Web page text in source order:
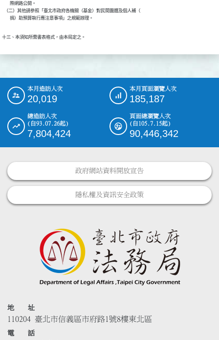
        際網路公開。
  （二）其他請參照「臺北市政府各機關（基金）對民間團體及個人補（
        捐）助預算執行應注意事項」之規範辦理。
十三、本須知所需書表格式，由本局定之。
::: 本月造訪人次
20,019
本月頁面瀏覽人次
185,187
總造訪人次
(自93.07.26起)
7,804,424
頁面總瀏覽人次
(自105.7.15起)
90,446,342
政府網站資料開放宣告
隱私權及資訊安全政策
地 址
110204 臺北市信義區市府路1號8樓東北區
電 話